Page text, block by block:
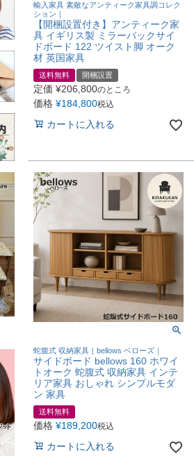
輸入家具 素敵なアンティーク家具調コレク
ション｜
【開梱設置付き】アンティーク家
具 イギリス製 ミラーバックサイ
ドボード 122 ツイスト脚 オーク
材 英国家具
送料無料 開梱設置
定価 ¥206,800のところ
価格 ¥184,800税込
カートに入れる
蛇腹式 収納家具｜bellows ベローズ｜
サイドボード bellows 160 ホワイ
トオーク 蛇腹式 収納家具 インテ
リア家具 おしゃれ シンプルモダ
ン 家具
送料無料
価格 ¥189,200税込
カートに入れる